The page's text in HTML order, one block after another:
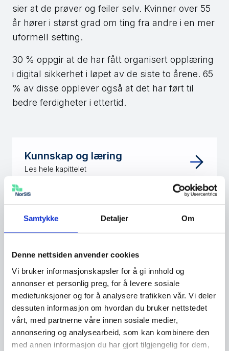
Samtykke Detaljer Om
Denne nettsiden anvender cookies
Vi bruker informasjonskapsler for å gi innhold og
annonser et personlig preg, for å levere sosiale
mediefunksjoner og for å analysere trafikken vår. Vi deler
dessuten informasjon om hvordan du bruker nettstedet
vårt, med partnerne våre innen sosiale medier,
annonsering og analysearbeid, som kan kombinere den
med annen informasjon du har gjort tilgjengelig for dem,
sier at de prøver og feiler selv. Kvinner over 55
år hører i størst grad om ting fra andre i en mer
uformell setting.
30 % oppgir at de har fått organisert opplæring
i digital sikkerhet i løpet av de siste to årene. 65
% av disse opplever også at det har ført til
bedre ferdigheter i ettertid.
Kunnskap og læring
Les hele kapittelet
Bekymringer og
uønskede hendelser på nett har økt fra år til år,
og folk er mer bekymret i 2024 enn noen gang
tidligere. Kvinner bekymrer seg jevnt over mer
enn menn.
Noen av de største bekymringene er at noen